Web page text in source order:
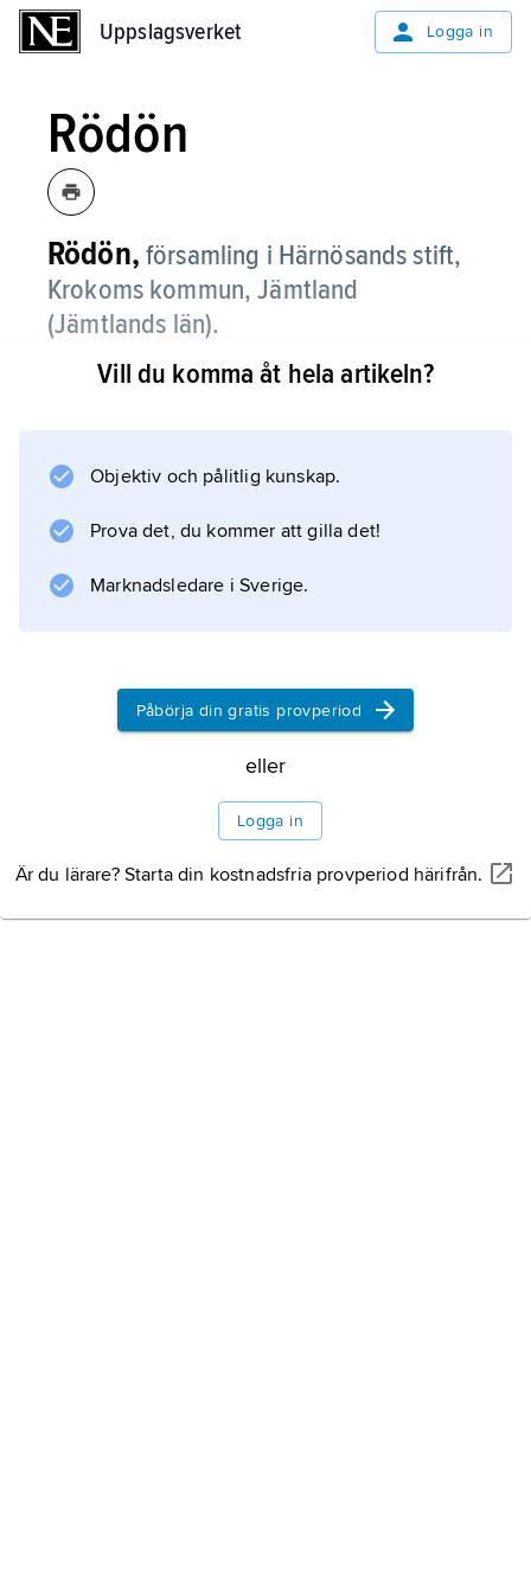
Uppslagsverket Logga in
Rödön
Rödön, församling i Härnösands stift,
Krokoms kommun, Jämtland
(Jämtlands län).
Rödön består av mindre odlingsbygder och
Information om artikeln
Vill du komma åt hela artikeln?
Objektiv och pålitlig kunskap.
Prova det, du kommer att gilla det!
Marknadsledare i Sverige.
Påbörja din gratis provperiod
eller
Logga in
Är du lärare? Starta din kostnadsfria provperiod härifrån.